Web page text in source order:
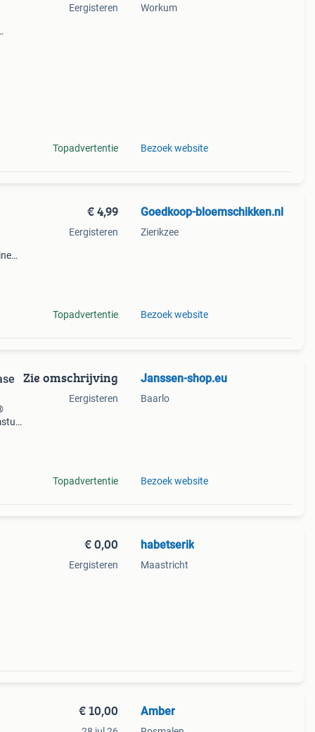
Eergisteren
Topadvertentie
Workum
Bezoek website
€ 4,99
Eergisteren
Topadvertentie
Goedkoop-bloemschikken.nl
Zierikzee
Bezoek website
Zie omschrijving
Eergisteren
Topadvertentie
Janssen-shop.eu
Baarlo
Bezoek website
€ 0,00
Eergisteren
habetserik
Maastricht
€ 10,00 Amber